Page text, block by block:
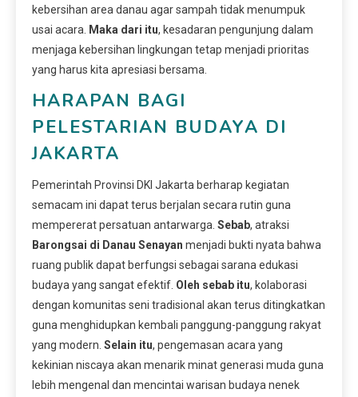
kebersihan area danau agar sampah tidak menumpuk
usai acara.
Maka dari itu, kesadaran pengunjung dalam
menjaga kebersihan lingkungan tetap menjadi prioritas
yang harus kita apresiasi bersama.
HARAPAN BAGI
PELESTARIAN BUDAYA DI
JAKARTA
Pemerintah Provinsi DKI Jakarta berharap kegiatan
semacam ini dapat terus berjalan secara rutin guna
mempererat persatuan antarwarga. Sebab, atraksi
Barongsai di Danau Senayan menjadi bukti nyata bahwa
ruang publik dapat berfungsi sebagai sarana edukasi
budaya yang sangat efektif. Oleh sebab itu, kolaborasi
dengan komunitas seni tradisional akan terus ditingkatkan
guna menghidupkan kembali panggung-panggung rakyat
yang modern. Selain itu, pengemasan acara yang
kekinian niscaya akan menarik minat generasi muda guna
lebih mengenal dan mencintai warisan budaya nenek